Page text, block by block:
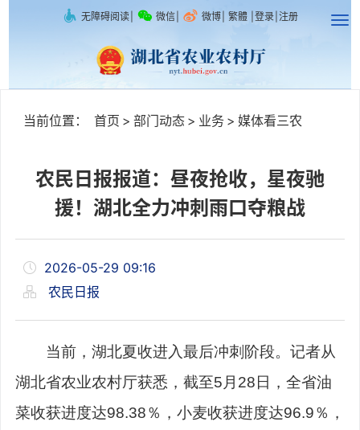
无障碍阅读 微信 微博 繁體 登录 注册
当前位置： 首页 > 部门动态 > 业务 > 媒体看三农
农民日报报道：昼夜抢收，星夜驰
援！湖北全力冲刺雨口夺粮战
2026-05-29 09:16
农民日报
当前，湖北夏收进入最后冲刺阶段。记者从
湖北省农业农村厅获悉，截至5月28日，全省油
菜收获进度达98.38％，小麦收获进度达96.9％，